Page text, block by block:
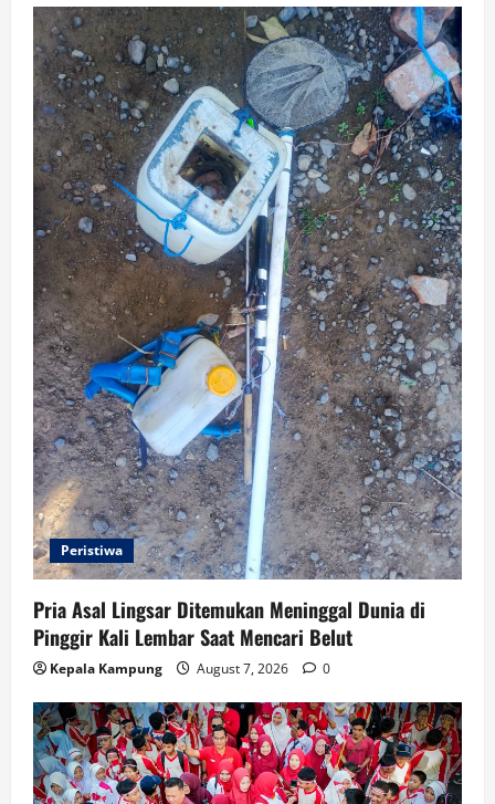
Peristiwa
Pria Asal Lingsar Ditemukan Meninggal Dunia di
Pinggir Kali Lembar Saat Mencari Belut
Kepala Kampung August 7, 2026 0